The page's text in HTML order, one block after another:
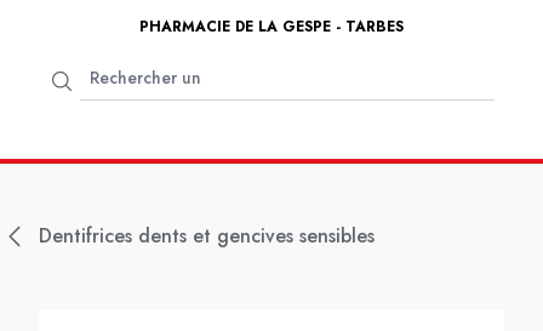
PHARMACIE DE LA GESPE - TARBES
Dentifrices dents et gencives sensibles